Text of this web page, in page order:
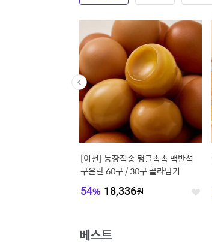
[이천] 농장직송 탱글촉촉 맥반석
구운란 60구 / 30구 골라담기
54% 18,336원 좋
베스트